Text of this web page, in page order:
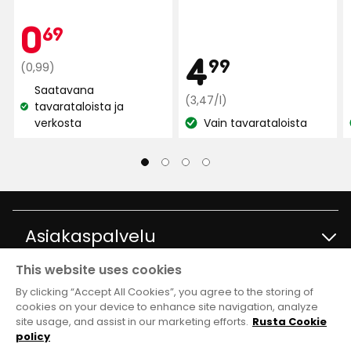
Toimii
1 vuosi sitten
EJ Elmer J
•
Näytä alkuperäinen
3 viikkoa sitten
NM Nickholas M
Ihan mahtava ja yksinkertainen, kun vanha meni
rikki, ja tässä on kaksi porttia.
Käännetty norjasta • Näytä alkuperäinen
5:stä,
448
arvostelun
perusteella
069
€
Normaali
hinta
0,99
€
(0,99)
Katso
saatavuus:
Saatavana
tavarataloista ja
verkosta
499
€
(3,47/l)
3,47
KatsoVain tavarataloista
Asiakaspalvelu
Kysymyksiä ja vastauksia
Tietoja
Tavaratalot ja aukioloajat
Club Rusta
This website uses cookies
By clicking “Accept All Cookies”, you agree to the storing of
cookies on your device to enhance site navigation, analyze
site usage, and assist in our marketing efforts. Rusta Cookie
policy